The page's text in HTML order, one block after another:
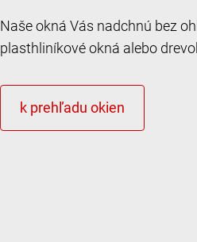
Naše okná Vás nadchnú bez
plasthliníkové okná alebo